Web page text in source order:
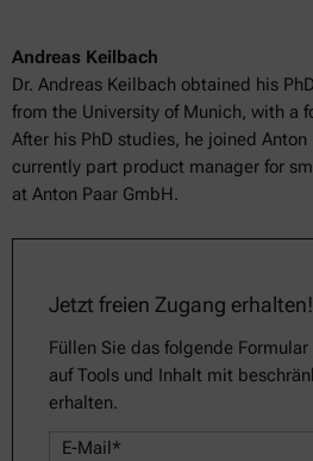
Andreas Keilbach
Dr. Andreas Keilbach obtained his
from the University of Munich, with a
After his PhD studies, he joined
currently part product manager for
at Anton Paar GmbH.
Jetzt freien Zugang erhalten!
Füllen Sie das folgende
auf Tools und Inhalt mit
erhalten.